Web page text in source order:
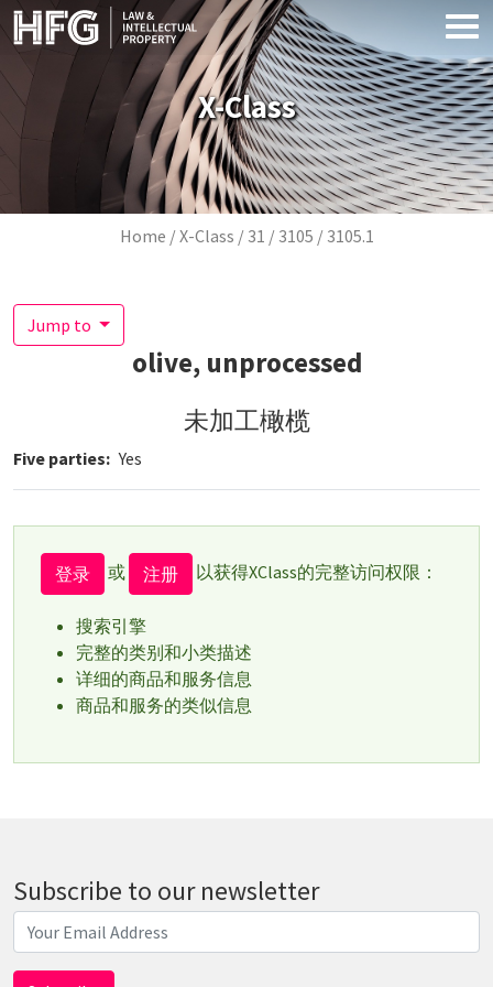
Skip to main content
X-Class
Breadcrumb
Home X-Class 31 3105 3105.1
Jump to
olive, unprocessed
未加工橄榄
Five parties Yes
登录 或 注册 以获得XClass的完整访问权限：
搜索引擎
完整的类别和小类描述
详细的商品和服务信息
商品和服务的类似信息
Subscribe to our newsletter